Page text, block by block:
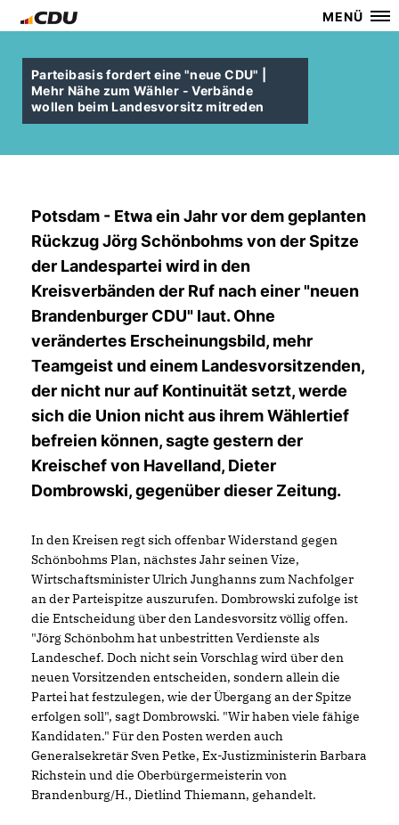
MENÜ
Parteibasis fordert eine "neue CDU" |
Mehr Nähe zum Wähler - Verbände
wollen beim Landesvorsitz mitreden
Potsdam - Etwa ein Jahr vor dem geplanten
Rückzug Jörg Schönbohms von der Spitze
der Landespartei wird in den
Kreisverbänden der Ruf nach einer "neuen
Brandenburger CDU" laut. Ohne
verändertes Erscheinungsbild, mehr
Teamgeist und einem Landesvorsitzenden,
der nicht nur auf Kontinuität setzt, werde
sich die Union nicht aus ihrem Wählertief
befreien können, sagte gestern der
Kreischef von Havelland, Dieter
Dombrowski, gegenüber dieser Zeitung.
In den Kreisen regt sich offenbar Widerstand gegen
Schönbohms Plan, nächstes Jahr seinen Vize,
Wirtschaftsminister Ulrich Junghanns zum Nachfolger
an der Parteispitze auszurufen. Dombrowski zufolge ist
die Entscheidung über den Landesvorsitz völlig offen.
"Jörg Schönbohm hat unbestritten Verdienste als
Landeschef. Doch nicht sein Vorschlag wird über den
neuen Vorsitzenden entscheiden, sondern allein die
Partei hat festzulegen, wie der Übergang an der Spitze
erfolgen soll", sagt Dombrowski. "Wir haben viele fähige
Kandidaten." Für den Posten werden auch
Generalsekretär Sven Petke, Ex-Justizministerin Barbara
Richstein und die Oberbürgermeisterin von
Brandenburg/H., Dietlind Thiemann, gehandelt.